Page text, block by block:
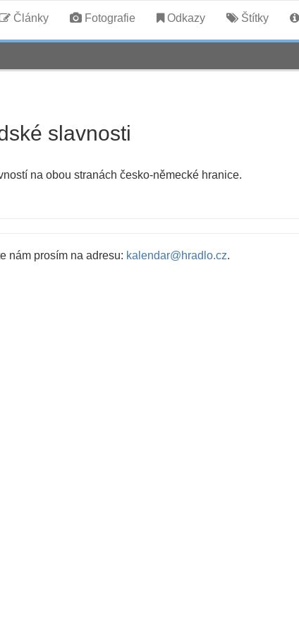
Články Fotografie Odkazy Štítky
slavnosti
na obou stranách česko-německé hranice.
nám prosím na adresu: kalendar@hradlo.cz.